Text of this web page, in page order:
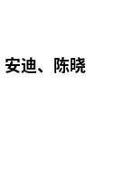
迪、陈晓